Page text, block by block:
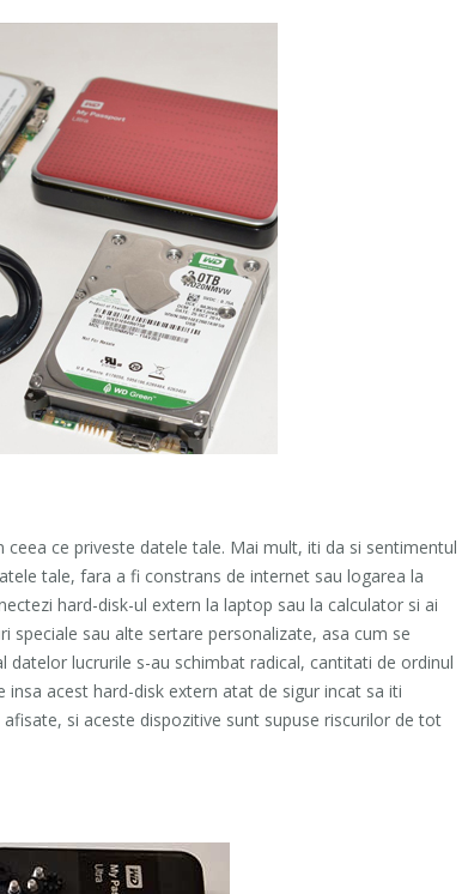
ce priveste datele tale. Mai mult, iti da si sentimentul
tale, fara a fi constrans de internet sau logarea la
hard-disk-ul extern la laptop sau la calculator si ai
speciale sau alte sertare personalizate, asa cum se
lucrurile s-au schimbat radical, cantitati de ordinul
acest hard-disk extern atat de sigur incat sa iti
si aceste dispozitive sunt supuse riscurilor de tot